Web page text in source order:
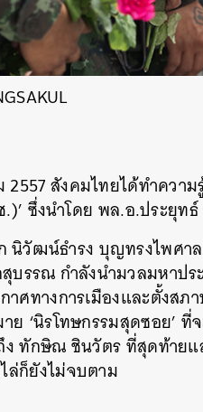
สังคมไทยได้ทำควา
ซึ่งนำโดย พล.อ.ประยุทธ์
นิวัฒน์ธำรง บุญทรงไพศา
บรรณ กำลังนำมวลมหาป
ศทางการเมืองและตั้งส
‘นิรโทษกรรมสุดซอย’ ที่
ทักษิณ ชินวัตร ที่สุดท้ายแ
ล่ก็ยังไม่จบตาม